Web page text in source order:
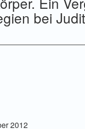
bei
2012